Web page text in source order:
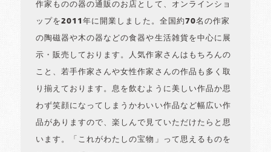
作家ものの器の通販のお店として、オンラインショ
ップを2011年に開業しました。全国約70名の作家
の陶磁器や木の器などの食器や生活雑貨を中心に展
示・販売しております。人気作家さんはもちろんの
こと、若手作家さんや女性作家さんの作品も多く取
り揃えております。息を飲むように美しい作品か思
わず笑顔になってしまうかわいい作品など幅広い作
品がありますので、楽しんで見ていただけたらと思
います。「これがわたしの宝物」って思えるものを